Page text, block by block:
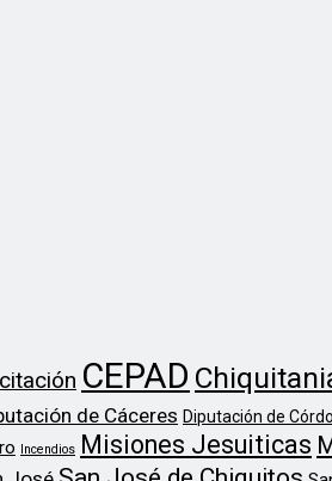
CEPAD
de Cáceres Diputación de
Incendios Misiones Jesuiticas